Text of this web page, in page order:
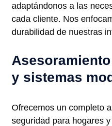
adaptándonos a las
cada cliente. Nos
durabilidad de nuestras
y sistemas
Ofrecemos un completo
seguridad para hogares